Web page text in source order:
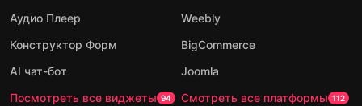
Аудио Плеер
Конструктор Форм
AI чат-бот
Посмотреть все виджеты 94
Weebly
BigCommerce
Joomla
Смотреть все платформы 112